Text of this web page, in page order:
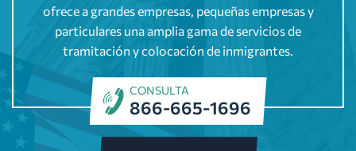
ofrece a grandes empresas, pequeñas empresas y
particulares una amplia gama de servicios de
tramitación y colocación de inmigrantes.
CONSULTA
866-665-1696